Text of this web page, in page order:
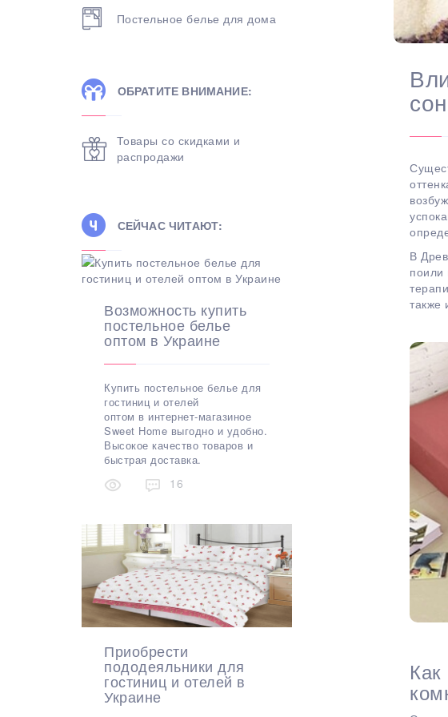
В
поили
также
Постельное белье для дома
ОБРАТИТЕ ВНИМАНИЕ:
Товары со скидками и
распродажи
СЕЙЧАС ЧИТАЮТ:
Возможность купить
постельное белье
оптом в Украине
Купить постельное белье для
гостиниц и отелей
оптом в интернет-магазиное
Sweet Home выгодно и удобно.
Высокое качество товаров и
быстрая доставка.
16
Приобрести
пододеяльники для
гостиниц и отелей в
Украине